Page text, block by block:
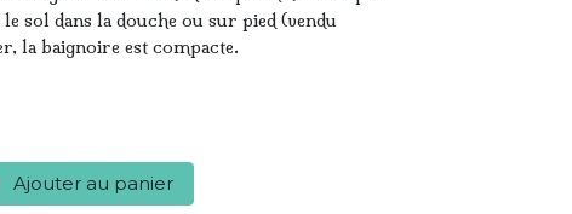
sol dans la douche ou sur pied (vendu
la baignoire est compacte.
Ajouter au panier